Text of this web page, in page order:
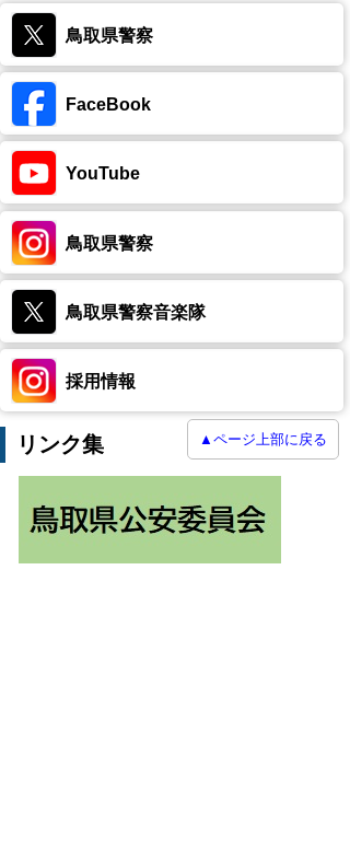
鳥取県警察
FaceBook
YouTube
鳥取県警察
鳥取県警察音楽隊
採用情報
リンク集 ▲ページ上部に戻る